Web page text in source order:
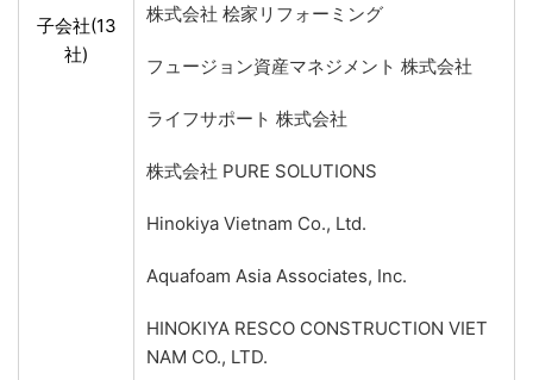
子会社(13
社)
株式会社 桧家リフォーミング
フュージョン資産マネジメント 株式会社
ライフサポート 株式会社
株式会社 PURE SOLUTIONS
Hinokiya Vietnam Co., Ltd.
Aquafoam Asia Associates, Inc.
HINOKIYA RESCO CONSTRUCTION VIET
NAM CO., LTD.